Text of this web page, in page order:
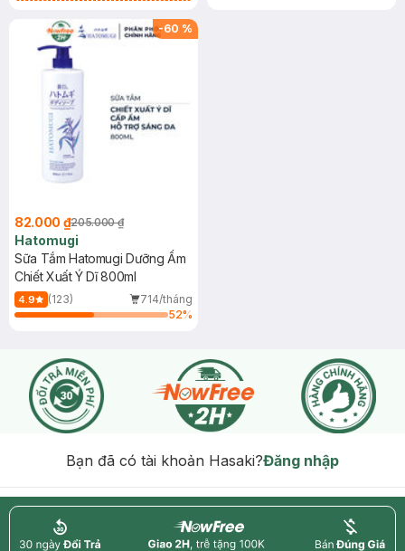
(SL có hạn)
-60 %
82.000 ₫205.000 ₫
Hatomugi
Sữa Tắm Hatomugi Dưỡng Ẩm
Chiết Xuất Ý Dĩ 800ml
4.9 (123)
714/tháng
52%
Bạn đã có tài khoản Hasaki?Đăng nhập